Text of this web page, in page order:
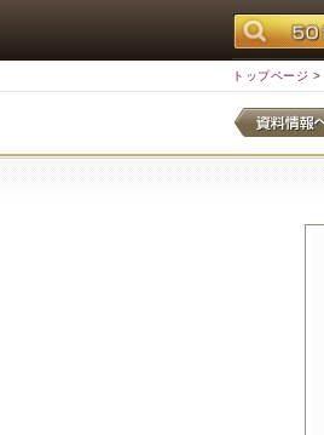
トップページ >